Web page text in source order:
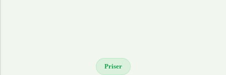
Priser